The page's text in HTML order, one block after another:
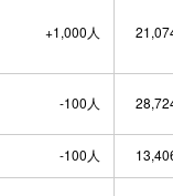
+1,000人
-100人
-100人